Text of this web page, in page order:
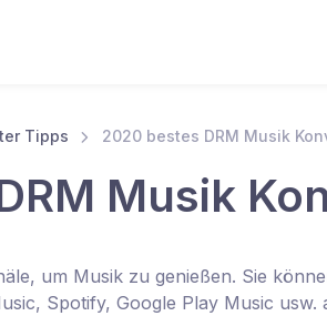
Tipps 2020 bestes DRM Musik
Musik
um Musik zu genießen. Sie
Spotify, Google Play Music